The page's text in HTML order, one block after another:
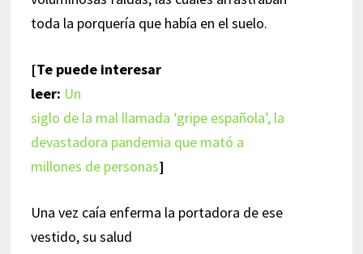
toda la porquería que había en el suelo.
[Te puede interesar
leer: Un
siglo de la mal llamada ‘gripe española’, la
devastadora pandemia que mató a
millones de personas]
Una vez caía enferma la portadora de ese
vestido, su salud